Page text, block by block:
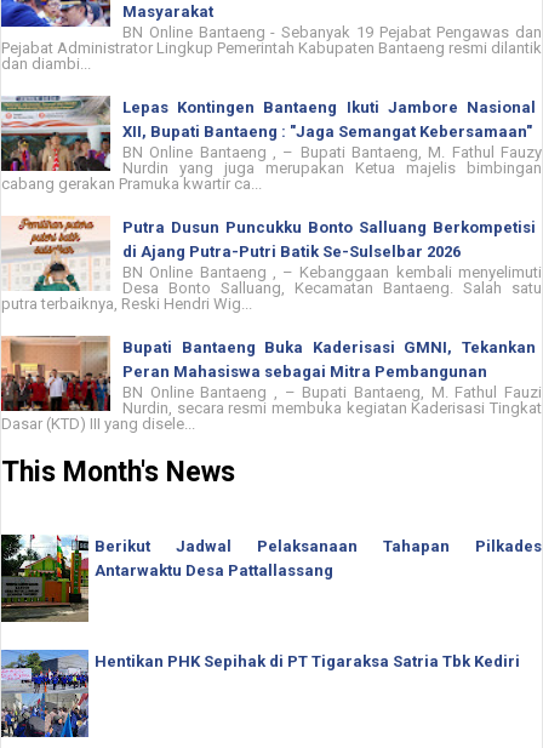
Masyarakat
BN Online Bantaeng - Sebanyak 19 Pejabat Pengawas dan
Pejabat Administrator Lingkup Pemerintah Kabupaten Bantaeng resmi dilantik
dan diambi...
Lepas Kontingen Bantaeng Ikuti Jambore Nasional
XII, Bupati Bantaeng : "Jaga Semangat Kebersamaan"
BN Online Bantaeng , – Bupati Bantaeng, M. Fathul Fauzy
Nurdin yang juga merupakan Ketua majelis bimbingan
cabang gerakan Pramuka kwartir ca...
Putra Dusun Puncukku Bonto Salluang Berkompetisi
di Ajang Putra-Putri Batik Se-Sulselbar 2026
BN Online Bantaeng , – Kebanggaan kembali menyelimuti
Desa Bonto Salluang, Kecamatan Bantaeng. Salah satu
putra terbaiknya, Reski Hendri Wig...
Bupati Bantaeng Buka Kaderisasi GMNI, Tekankan
Peran Mahasiswa sebagai Mitra Pembangunan
BN Online Bantaeng , – Bupati Bantaeng, M. Fathul Fauzi
Nurdin, secara resmi membuka kegiatan Kaderisasi Tingkat
Dasar (KTD) III yang disele...
This Month's News
Berikut Jadwal Pelaksanaan Tahapan Pilkades
Antarwaktu Desa Pattallassang
Hentikan PHK Sepihak di PT Tigaraksa Satria Tbk Kediri